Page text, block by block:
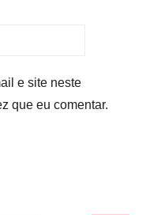
e site neste
que eu comentar.